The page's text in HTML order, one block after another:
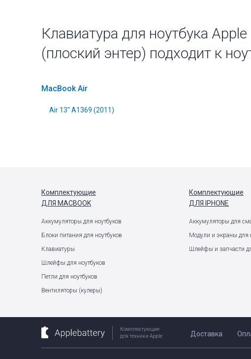
Клавиатура для ноутбука
(плоский энтер) подходит к
MacBook Air
Air 13" A1369 (2011)
Комплектующие
ДЛЯ MACBOOK
Аккумуляторы для ноутбуков
Блоки питания для ноутбуков
Клавиатуры
Шлейфы для ноутбуков
Петли для ноутбуков
Вентиляторы (кулеры)
Комплектующие
ДЛЯ IPHONE
Аккумуляторы для
Модули и экраны для
Шлейфы и запчасти
Комплектующие
для техники Apple
Доставка